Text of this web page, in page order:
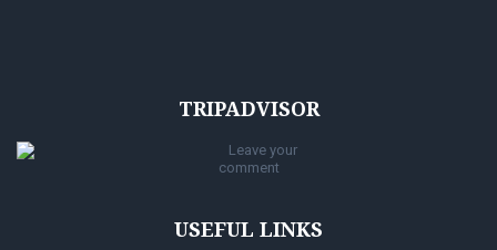
TRIPADVISOR
Leave your
comment
USEFUL LINKS